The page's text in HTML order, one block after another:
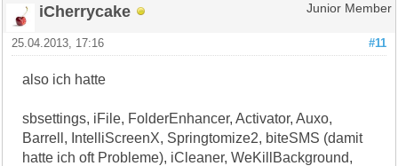
iCherrycake Junior Member
#11
25.04.2013, 17:16
also ich hatte
sbsettings, iFile, FolderEnhancer, Activator, Auxo,
Barrell, IntelliScreenX, Springtomize2, biteSMS (damit
hatte ich oft Probleme), iCleaner, WeKillBackground,